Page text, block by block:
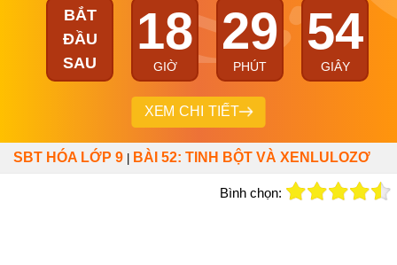
BẮT
ĐẦU
SAU
18
GIỜ
29
PHÚT
54
GIÂY
XEM CHI TIẾT
SBT HÓA LỚP 9 BÀI 52: TINH BỘT VÀ XENLULOZƠ
Bình chọn: